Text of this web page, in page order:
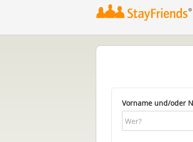
Vorname und/oder